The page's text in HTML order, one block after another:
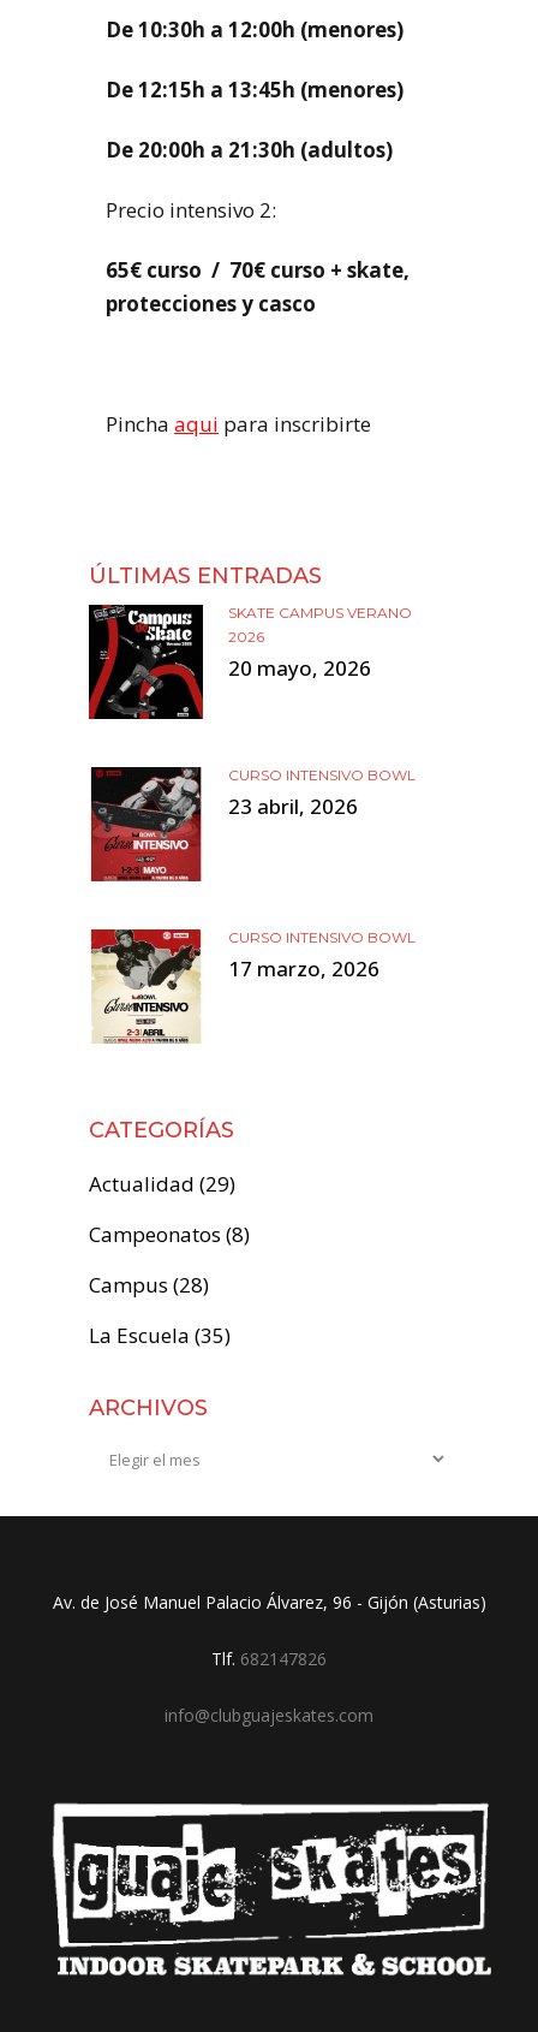
De 10:30h a 12:00h (menores)
De 12:15h a 13:45h (menores)
De 20:00h a 21:30h (adultos)
Precio intensivo 2:
65€ curso / 70€ curso + skate,
protecciones y casco
Pincha aqui para inscribirte
ÚLTIMAS ENTRADAS
SKATE CAMPUS VERANO
2026
20 mayo, 2026
CURSO INTENSIVO BOWL
23 abril, 2026
CURSO INTENSIVO BOWL
17 marzo, 2026
CATEGORÍAS
Actualidad (29)
Campeonatos (8)
Campus (28)
La Escuela (35)
ARCHIVOS
Archivos
Av. de José Manuel Palacio Álvarez, 96 - Gijón (Asturias)
Tlf. 682147826
info@clubguajeskates.com